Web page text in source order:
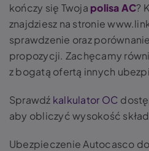
kończy się Twoja polisa AC?
znajdziesz na stronie
sprawdzenie oraz
propozycji. Zachęcamy
z bogatą ofertą innych
Sprawdź kalkulator OC
aby obliczyć wysokość
Ubezpieczenie Autocasco